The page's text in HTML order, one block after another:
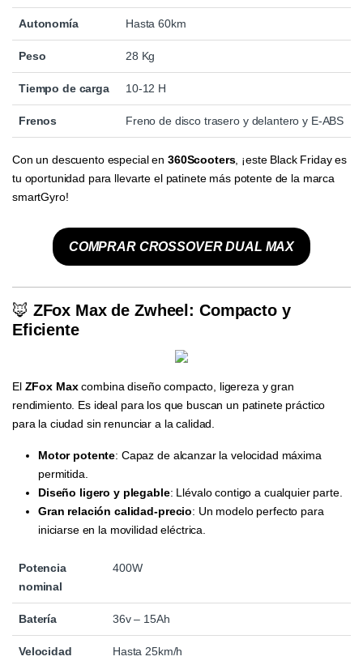
Autonomía Hasta 60km
Peso 28 Kg
Tiempo de carga 10-12 H
Frenos Freno de disco trasero y delantero y E-ABS
Con un descuento especial en 360Scooters, ¡este Black Friday es
tu oportunidad para llevarte el patinete más potente de la marca
smartGyro!
COMPRAR CROSSOVER DUAL MAX
🦊 ZFox Max de Zwheel: Compacto y
Eficiente
El ZFox Maxcombina diseño compacto, ligereza y gran
rendimiento. Es ideal para los que buscan un patinete práctico
para la ciudad sin renunciar a la calidad.
Motor potente: Capaz de alcanzar la velocidad máxima
permitida.
Diseño ligero y plegable: Llévalo contigo a cualquier parte.
Gran relación calidad-precio: Un modelo perfecto para
iniciarse en la movilidad eléctrica.
Potencia
nominal
400W
Batería 36v – 15Ah
Velocidad Hasta 25km/h